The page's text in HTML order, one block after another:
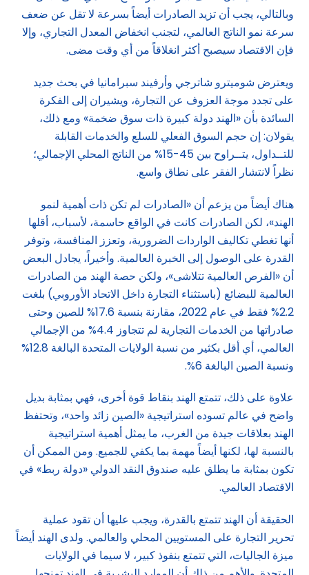
وبالتالي، يجب أن تزيد الصادرات أيضاً بسرعة لا تقل عن ضعف
سرعة نمو الناتج العالمي، لتجنب انخفاض المعدل التجاري، وإلا
فإن الاقتصاد سيصبح أكثر انغلاقاً من أي وقت مضى.
ويعترض شوميترو شاترجي وأرفيند سبرامانيا في بحث جديد
على تجدد موجة العزوف عن التجارة، ويشيران إلى الفكرة
السائدة بأن «الهند دولة كبيرة ذات سوق ضخمة» ومع ذلك،
يقولان: إن حجم السوق الفعلي للسلع والخدمات القابلة
للتــداول، يتــراوح بين 45-15% من الناتج المحلي الإجمالي؛
نظراً لانتشار الفقر على نطاق واسع.
هناك أيضاً من يزعم أن «الصادرات لم تكن ذات أهمية لنمو
الهند»، لكن الصادرات كانت في الواقع حاسمة، لأسباب، أقلها
أنها تغطي تكاليف الواردات الضرورية، وتعزز المنافسة، وتوفر
القدرة على الوصول إلى الخبرة العالمية. وأخيراً، يجادل البعض
أن «الفرص العالمية تتلاشى»، ولكن حصة الهند من الصادرات
العالمية للبضائع (باستثناء التجارة داخل الاتحاد الأوروبي) بلغت
2.2% فقط في عام 2022، مقارنة بنسبة 17.6% للصين وحتى
صادراتها من الخدمات التجارية لم تتجاوز 4.4% من الإجمالي
العالمي، أي أقل بكثير من نسبة الولايات المتحدة البالغة 12.8%
ونسبة الصين البالغة 6%.
علاوة على ذلك، تتمتع الهند بنقاط قوة أخرى، فهي بمثابة بديل
واضح في عالم تسوده استراتيجية «الصين زائد واحد»، وتحتفظ
الهند بعلاقات جيدة من الغرب، ما يمثل أهمية استراتيجية
بالنسبة لها، لكنها أيضاً مهمة بما يكفي للجميع. ومن الممكن أن
تكون بمثابة ما يطلق عليه صندوق النقد الدولي «دولة ربط» في
الاقتصاد العالمي.
الحقيقة أن الهند تتمتع بالقدرة، ويجب عليها أن تقود عملية
تحرير التجارة على المستويين المحلي والعالمي. ولدى الهند أيضاً
ميزة الجاليات، التي تتمتع بنفوذ كبير، لا سيما في الولايات